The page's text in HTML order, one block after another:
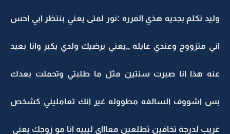
وليد تكلم بجديه هذي المرره :نور لمتى يعني بنتظر ابي احس
اني متزووج وعندي عايله ,,يعني يرضيك ولدي يكبر وانا بعيد
عنه هذا انا صبرت سنتين مثل ما طلبتي وتحملت بعدك
بس اشووف السالفه مطووله غير انك تعامليني كشخص
غريب لدرجة تخافين تطلعين معاااي ليييه انا مو زوجك يعني